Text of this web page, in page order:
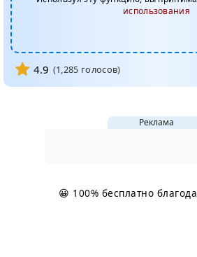
использования
4.9 (1,285 голосов)
Реклама
😀 100% бесплатно